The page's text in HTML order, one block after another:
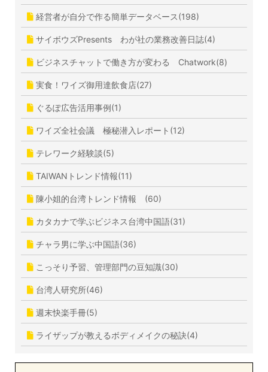
経営者が自分で作る簡単データベース(198)
サイボウズPresents わが社の業務改善日誌(4)
ビジネスチャットで働き方が変わる Chatwork(8)
実食！ワイズ御用達飲食店(27)
ぐるぽ広告活用事例(1)
ワイズ全社会議 極秘潜入レポート(12)
テレワーク経験談(5)
TAIWANトレンド情報(11)
陳小姐的台湾トレンド情報 (60)
カタカナで学ぶビジネス台湾中国語(31)
チャラ男に学ぶ中国語(36)
こっそり予習、管理部門の豆知識(30)
台湾人研究所(46)
週末快楽手冊(5)
ライザップが教えるボディメイクの秘訣(4)